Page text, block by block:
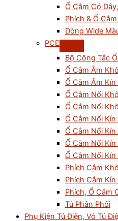
Ổ Cắm Có
Phích & Ổ
Dòng Wide
PCE
Bộ Công Tắc
Ổ Cắm Âm
Ổ Cắm Âm
Ổ Cắm Nối
Ổ Cắm Nổi
Ổ Cắm Nổi
Ổ Cắm Nối
Ổ Cắm Nổi
Ổ Cắm Nối
Phích Cắm
Phích Cắm
Phích, Ổ Cắm
Tủ Phân Phối
Phụ Kiện Tủ Điện, Vỏ Tủ